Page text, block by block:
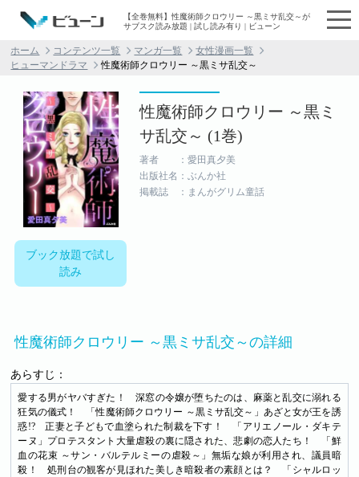
【全巻無料】性魔術師クロウリー ～黒ミサ乱交～が
サブスク読み放題 | 試し読み有り | ビューン
ホーム コンテンツ一覧 マンガ一覧
女性漫画一覧
ヒューマンドラマ
性魔術師クロウリー ～黒ミサ乱交～
ブック放題で試し
読み
性魔術師クロウリー ～黒ミ
サ乱交～ (1巻)
著者 ：愛田真夕美
出版社名：ぶんか社
掲載誌 ：まんがグリム童話
性魔術師クロウリー ～黒ミサ乱交～の詳細
あらすじ：
愛する男がヤバすぎた！ 深窓の令嬢が堕ちたのは、麻薬と乱交に溺れる
狂気の儀式！ 「性魔術師クロウリー ～黒ミサ乱交～」あざと女が王を誘
惑!? 正妻と子どもで血塗られた制裁を下す！ 「アリエノール・ダキテ
ーヌ」プロテスタント大量虐殺の裏に隠された、悲劇の恋人たち！ 「鮮
血の花束 ～サン・バルテルミーの虐殺～」無垢な娘が利用され、議員暗
殺！ 処刑台の観客が見ほれた美しき暗殺者の素顔とは？ 「シャルロッ